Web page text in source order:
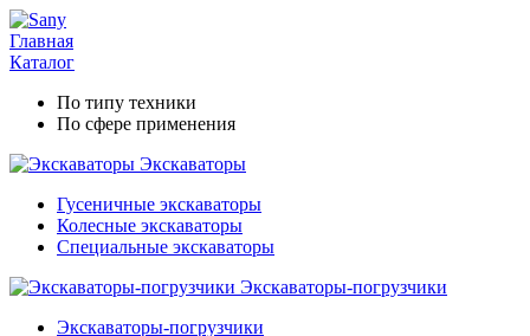
Главная
Каталог
По типу техники
По сфере применения
Экскаваторы
Гусеничные экскаваторы
Колесные экскаваторы
Специальные экскаваторы
Экскаваторы-погрузчики
Экскаваторы-погрузчики